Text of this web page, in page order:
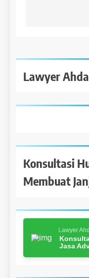
Lawyer
Konsultasi
Membuat
Lawyer
Jasa